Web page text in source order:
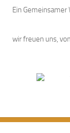
Ein Gemeinsamer
wir freuen uns,